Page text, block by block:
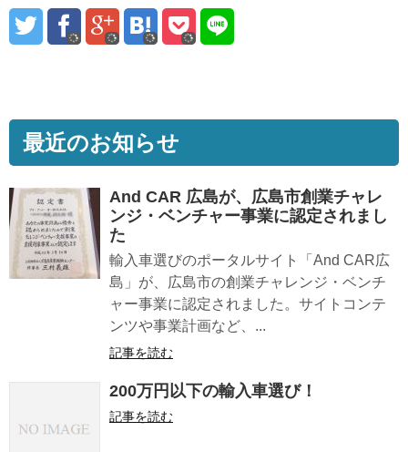
レ
ー
最近のお知らせ
And CAR 広島が、広島市創業チャレ
ンジ・ベンチャー事業に認定されまし
た
輸入車選びのポータルサイト「And CAR広
島」が、広島市の創業チャレンジ・ベンチ
ャー事業に認定されました。サイトコンテ
ンツや事業計画など、...
記事を読む
200万円以下の輸入車選び！
記事を読む